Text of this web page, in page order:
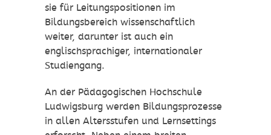
sie für Leitungspositionen im
Bildungsbereich wissenschaftlich
weiter, darunter ist auch ein
englischsprachiger, internationaler
Studiengang.
An der Pädagogischen Hochschule
Ludwigsburg werden Bildungsprozesse
in allen Altersstufen und Lernsettings